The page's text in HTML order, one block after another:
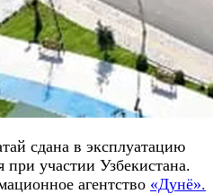
сдана в эксплуатацию
при участии Узбекистана.
агентство «Дунё».